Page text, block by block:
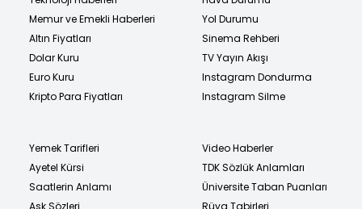
Memur ve Emekli Haberleri
Altın Fiyatları
Dolar Kuru
Euro Kuru
Kripto Para Fiyatları
Yol Durumu
Sinema Rehberi
TV Yayın Akışı
Instagram Dondurma
Instagram Silme
Yemek Tarifleri
Ayetel Kürsi
Saatlerin Anlamı
Video Haberler
TDK Sözlük Anlamları
Üniversite Taban Puanları